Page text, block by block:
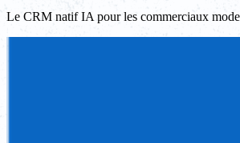
Le CRM natif IA pour les commerciaux